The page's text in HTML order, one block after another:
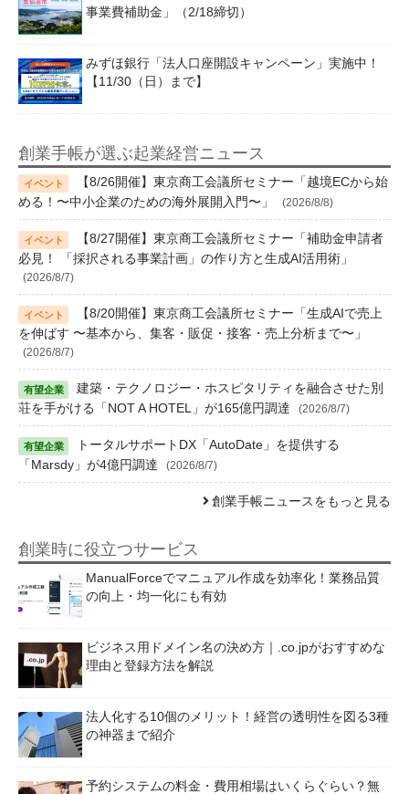
事業費補助金」（2/18締切）
みずほ銀行「法人口座開設キャンペーン」実施中！
【11/30（日）まで】
創業手帳が選ぶ起業経営ニュース
【8/26開催】東京商工会議所セミナー「越境ECから始
める！〜中小企業のための海外展開入門〜」
(2026/8/8)
【8/27開催】東京商工会議所セミナー「補助金申請者
必見！ 「採択される事業計画」の作り方と生成AI活用術」
(2026/8/7)
【8/20開催】東京商工会議所セミナー「生成AIで売上
を伸ばす 〜基本から、集客・販促・接客・売上分析まで〜」
(2026/8/7)
建築・テクノロジー・ホスピタリティを融合させた別
荘を手がける「NOT A HOTEL」が165億円調達
(2026/8/7)
トータルサポートDX「AutoDate」を提供する
「Marsdy」が4億円調達
(2026/8/7)
創業手帳ニュースをもっと見る
創業時に役立つサービス
ManualForceでマニュアル作成を効率化！業務品質
の向上・均一化にも有効
ビジネス用ドメイン名の決め方｜.co.jpがおすすめな
理由と登録方法を解説
法人化する10個のメリット！経営の透明性を図る3種
の神器まで紹介
予約システムの料金・費用相場はいくらぐらい？無